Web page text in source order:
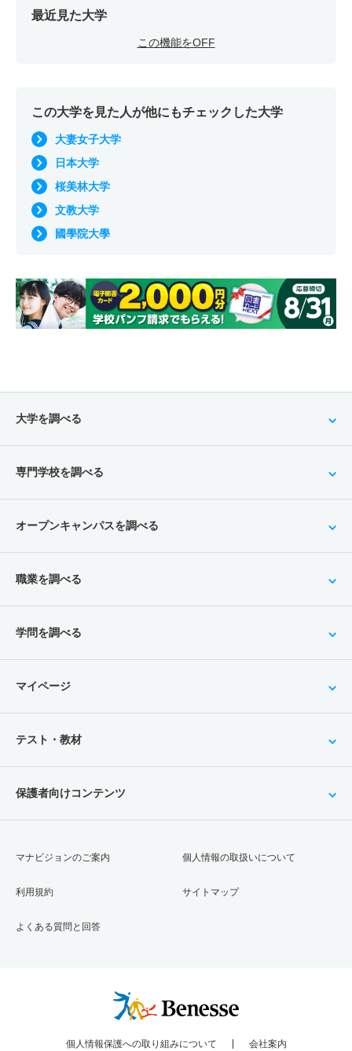
最近見た大学
この機能をOFF
この大学を見た人が他にもチェックした大学
大妻女子大学
日本大学
桜美林大学
文教大学
國學院大學
大学を調べる
専門学校を調べる
オープンキャンパスを調べる
職業を調べる
学問を調べる
マイページ
テスト・教材
保護者向けコンテンツ
マナビジョンのご案内
利用規約
よくある質問と回答
個人情報の取扱いについて
サイトマップ
個人情報保護への取り組みについて 会社案内